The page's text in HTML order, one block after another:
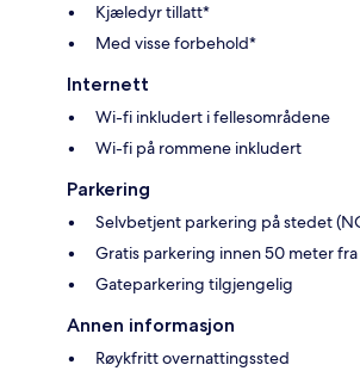
Kjæledyr tillatt*
Med visse forbehold*
Internett
Wi-fi inkludert i fellesområdene
Wi-fi på rommene inkludert
Parkering
Selvbetjent parkering på stedet
Gratis parkering innen 50 meter
Gateparkering tilgjengelig
Annen informasjon
Røykfritt overnattingssted